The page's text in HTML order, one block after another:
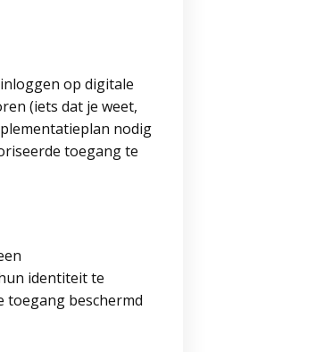
op digitale
(iets dat je weet,
nodig
toegang te
identiteit te
toegang beschermd